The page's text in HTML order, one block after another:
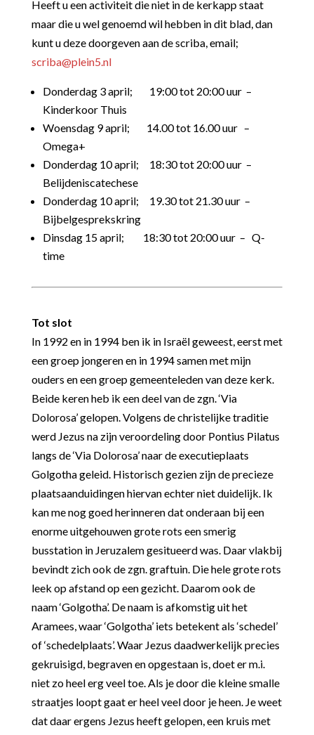
Heeft u een activiteit die niet in de kerkapp staat
maar die u wel genoemd wil hebben in dit blad, dan
kunt u deze doorgeven aan de scriba, email;
scriba@plein5.nl
Donderdag 3 april; 19:00 tot 20:00 uur –
Kinderkoor Thuis
Woensdag 9 april; 14.00 tot 16.00 uur –
Omega+
Donderdag 10 april; 18:30 tot 20:00 uur –
Belijdeniscatechese
Donderdag 10 april; 19.30 tot 21.30 uur –
Bijbelgesprekskring
Dinsdag 15 april; 18:30 tot 20:00 uur – Q-
time
Tot slot
In 1992 en in 1994 ben ik in Israël geweest, eerst met
een groep jongeren en in 1994 samen met mijn
ouders en een groep gemeenteleden van deze kerk.
Beide keren heb ik een deel van de zgn. ‘Via
Dolorosa’ gelopen. Volgens de christelijke traditie
werd Jezus na zijn veroordeling door Pontius Pilatus
langs de ‘Via Dolorosa’ naar de executieplaats
Golgotha geleid. Historisch gezien zijn de precieze
plaatsaanduidingen hiervan echter niet duidelijk. Ik
kan me nog goed herinneren dat onderaan bij een
enorme uitgehouwen grote rots een smerig
busstation in Jeruzalem gesitueerd was. Daar vlakbij
bevindt zich ook de zgn. graftuin. Die hele grote rots
leek op afstand op een gezicht. Daarom ook de
naam ‘Golgotha’. De naam is afkomstig uit het
Aramees, waar ‘Golgotha’ iets betekent als ‘schedel’
of ‘schedelplaats’. Waar Jezus daadwerkelijk precies
gekruisigd, begraven en opgestaan is, doet er m.i.
niet zo heel erg veel toe. Als je door die kleine smalle
straatjes loopt gaat er heel veel door je heen. Je weet
dat daar ergens Jezus heeft gelopen, een kruis met